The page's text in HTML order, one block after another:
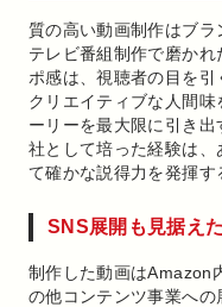
質の高い動画制作はブラ
テレビ番組制作で磨か
ポ感は、視聴者の目を
クリエイティブな人間
ーリーを最大限に引き
社として培った経験は
て確かな説得力を発揮す
SNS展開も見据え
制作した動画はAmazon
の他コンテンツ事業へ